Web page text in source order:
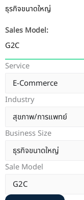
ธุรกิจขนาดใหญ่
Sales Model:
G2C
Service
Industry
Business Size
Sale Model